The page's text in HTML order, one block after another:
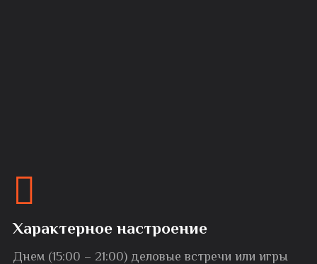
Характерное настроение
Днем (15:00 – 21:00) деловые встречи или игры